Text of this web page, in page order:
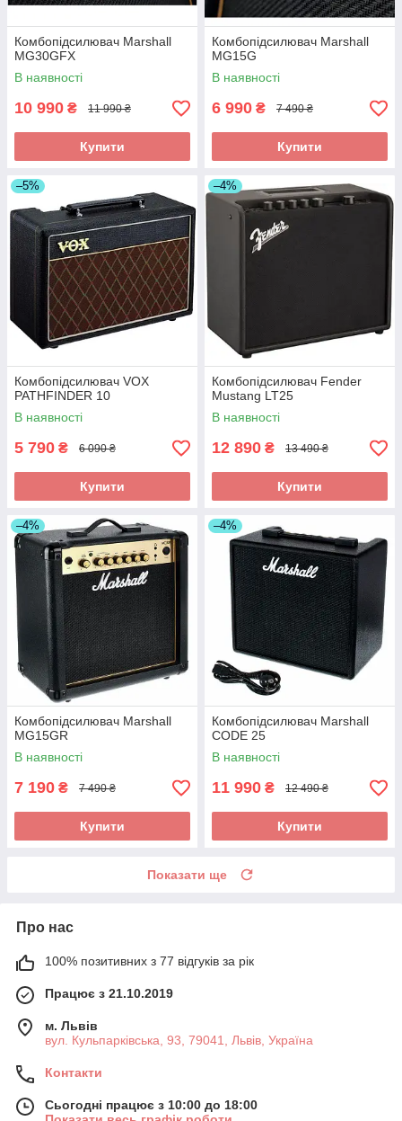
Комбопідсилювач Marshall
MG30GFX
В наявності
10 990 ₴ 11 990 ₴
Купити
Комбопідсилювач Marshall
MG15G
В наявності
6 990 ₴ 7 490 ₴
Купити
–5%
Комбопідсилювач VOX
PATHFINDER 10
В наявності
5 790 ₴ 6 090 ₴
Купити
–4%
Комбопідсилювач Fender
Mustang LT25
В наявності
12 890 ₴ 13 490 ₴
Купити
–4%
Комбопідсилювач Marshall
MG15GR
В наявності
7 190 ₴ 7 490 ₴
Купити
–4%
Комбопідсилювач Marshall
CODE 25
В наявності
11 990 ₴ 12 490 ₴
Купити
Показати ще
Про нас
100% позитивних з 77 відгуків за рік
Працює з 21.10.2019
м. Львів
вул. Кульпарківська, 93, 79041, Львів, Україна
Контакти
Сьогодні працює з 10:00 до 18:00